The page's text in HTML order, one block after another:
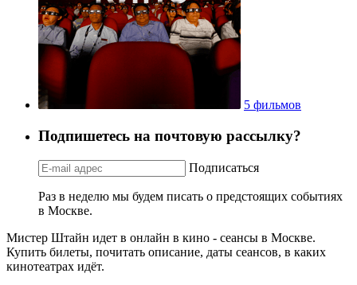
5 фильмов
Подпишетесь на почтовую рассылку?
Подписаться
Раз в неделю мы будем писать о предстоящих событиях
в Москве.
Мистер Штайн идет в онлайн в кино - сеансы в Москве.
Купить билеты, почитать описание, даты сеансов, в каких
кинотеатрах идёт.